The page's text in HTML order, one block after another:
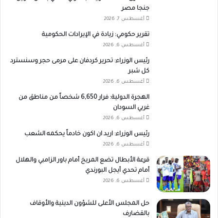
جنجا مصر
أغسطس 7, 2026
تقرير حكومي: زيادة في الإيرادات الحكومية
أغسطس 6, 2026
رئيس الوزراء: تحرير كردفان على مرمى حجر وسنسترد
كل شبر
أغسطس 6, 2026
الهجرة الدولية: فرار 6,650 شخصاً من مناطق من
غربي السودان
أغسطس 6, 2026
رئيس الوزراء: اريد ان اكون خادماً يحكمه الشعب
أغسطس 6, 2026
قرعة الأبطال تضع المريخ أمام باور الزامبي والهلال
أمام تحدي أيجل البورندي
أغسطس 6, 2026
حل المجلس الأعلى للشؤون الدينية والأوقاف
بالقضارف